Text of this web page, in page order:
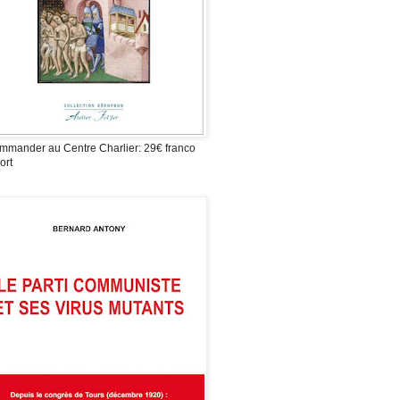
au Centre Charlier: 29€ franco